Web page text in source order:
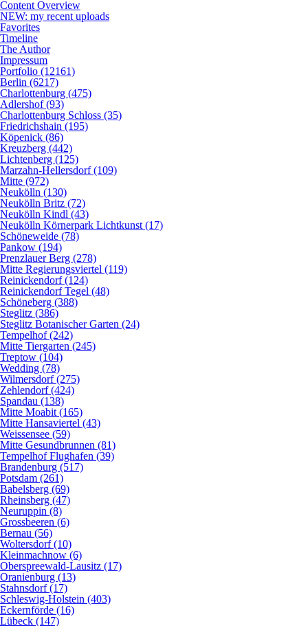
Content Overview
NEW: my recent uploads
Favorites
Timeline
The Author
Impressum
Portfolio (12161)
Berlin (6217)
Charlottenburg (475)
Adlershof (93)
Charlottenburg Schloss (35)
Friedrichshain (195)
Köpenick (86)
Kreuzberg (442)
Lichtenberg (125)
Marzahn-Hellersdorf (109)
Mitte (972)
Neukölln (130)
Neukölln Britz (72)
Neukölln Kindl (43)
Neukölln Körnerpark Lichtkunst (17)
Schöneweide (78)
Pankow (194)
Prenzlauer Berg (278)
Mitte Regierungsviertel (119)
Reinickendorf (124)
Reinickendorf Tegel (48)
Schöneberg (388)
Steglitz (386)
Steglitz Botanischer Garten (24)
Tempelhof (242)
Mitte Tiergarten (245)
Treptow (104)
Wedding (78)
Wilmersdorf (275)
Zehlendorf (424)
Spandau (138)
Mitte Moabit (165)
Mitte Hansaviertel (43)
Weissensee (59)
Mitte Gesundbrunnen (81)
Tempelhof Flughafen (39)
Brandenburg (517)
Potsdam (261)
Babelsberg (69)
Rheinsberg (47)
Neuruppin (8)
Grossbeeren (6)
Bernau (56)
Woltersdorf (10)
Kleinmachnow (6)
Oberspreewald-Lausitz (17)
Oranienburg (13)
Stahnsdorf (17)
Schleswig-Holstein (403)
Eckernförde (16)
Lübeck (147)